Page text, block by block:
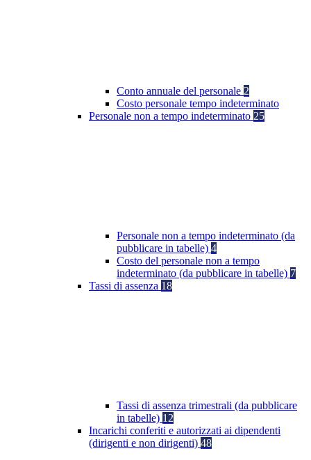
Conto annuale del personale 2
Costo personale tempo indeterminato
Personale non a tempo indeterminato 25
Personale non a tempo indeterminato (da
pubblicare in tabelle) 4
Costo del personale non a tempo
indeterminato (da pubblicare in tabelle) 7
Tassi di assenza 18
Tassi di assenza trimestrali (da pubblicare
in tabelle) 12
Incarichi conferiti e autorizzati ai dipendenti
(dirigenti e non dirigenti) 48